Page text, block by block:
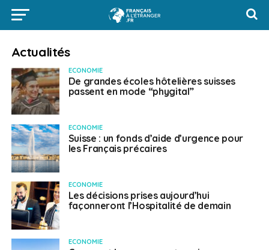
Actualités
ECONOMIE
De grandes écoles hôtelières suisses
passent en mode “phygital”
ECONOMIE
Suisse : un fonds d’aide d’urgence pour
les Français précaires
ECONOMIE
Les décisions prises aujourd’hui
façonneront l’Hospitalité de demain
ECONOMIE